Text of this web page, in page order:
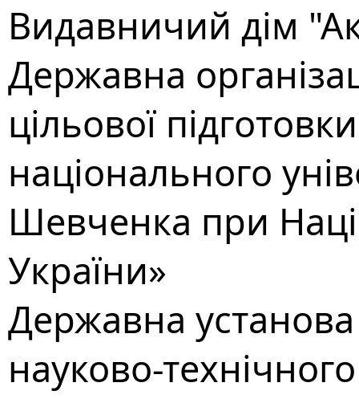
Видавничий дім
Державна
цільової
національного
Шевченка при
України»
Державна установа
науково-технічного